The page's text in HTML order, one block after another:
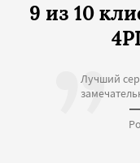
9 из 10
Лучший
—